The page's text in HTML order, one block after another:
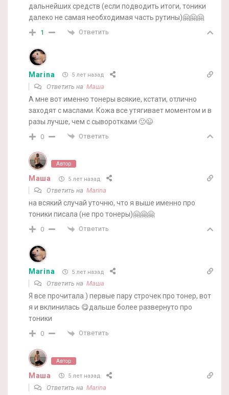
дальнейших средств (если подводить итоги, тоники
далеко не самая необходимая часть рутины)🤗🤗🤗
1 Ответить
Marina 5 лет назад
Ответить на Маша
А мне вот именно тонеры всякие, кстати, отлично
заходят с маслами. Кожа все утягивает моментом и в
разы лучше, чем с сыворотками 🙂😉
0 Ответить
Автор
Маша 5 лет назад
Ответить на Marina
на всякий случай уточню, что я выше именно про
тоники писала (не про тонеры)🤗🤗🤗
0 Ответить
Marina 5 лет назад
Ответить на Маша
Я все прочитала ) первые пару строчек про тонер, вот
я и вклинилась 😋дальше более развернуто про
тоники
0 Ответить
Автор
Маша 5 лет назад
Ответить на Marina